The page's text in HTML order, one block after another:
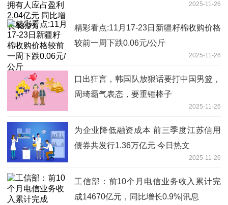
2025-11-26
精彩看点:11月17-23日新疆籽棉收购价格
较前一周下跌0.06元/公斤
2025-11-26
口出狂言，韩国队放狠话要打中国男篮，
周琦霸气表态，要重锤棒子
2025-11-26
为企业降低融资成本 前三季度江苏信用
债券共发行1.36万亿元 今日热文
2025-11-26
工信部：前10个月电信业务收入累计完
成14670亿元，同比增长0.9%|讯息